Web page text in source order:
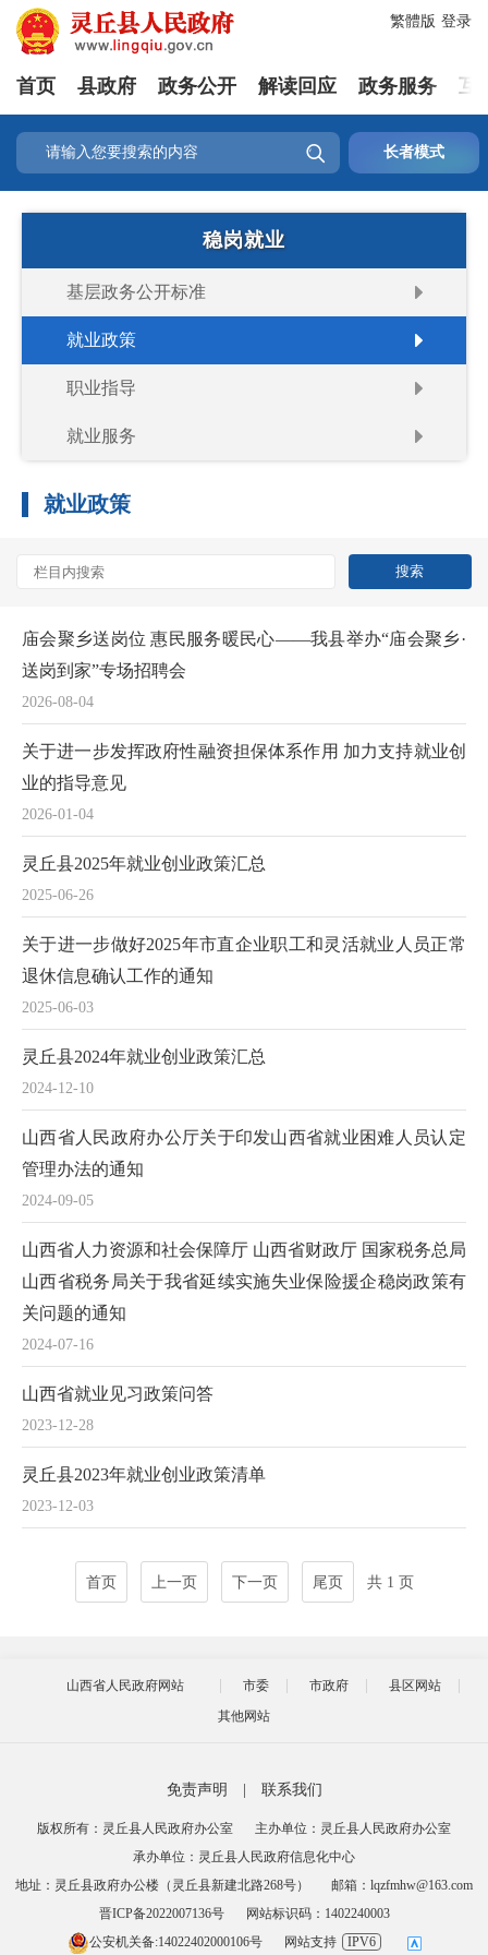
登录
繁體版
首页 县政府 政务公开 解读回应 政务服务 互
 长者模式
稳岗就业
基层政务公开标准
就业政策
职业指导
就业服务
就业政策
2026-08-04
庙会聚乡送岗位 惠民服务暖民心——我县举办“庙会聚乡·
送岗到家”专场招聘会
2026-01-04
关于进一步发挥政府性融资担保体系作用 加力支持就业创
业的指导意见
2025-06-26
灵丘县2025年就业创业政策汇总
2025-06-03
关于进一步做好2025年市直企业职工和灵活就业人员正常
退休信息确认工作的通知
2024-12-10
灵丘县2024年就业创业政策汇总
2024-09-05
山西省人民政府办公厅关于印发山西省就业困难人员认定
管理办法的通知
2024-07-16
山西省人力资源和社会保障厅 山西省财政厅 国家税务总局
山西省税务局关于我省延续实施失业保险援企稳岗政策有
关问题的通知
2023-12-28
山西省就业见习政策问答
2023-12-03
灵丘县2023年就业创业政策清单
首页 上一页 下一页 尾页 共 1 页
山西省人民政府网站 市委 市政府
县区网站
其他网站
免责声明 联系我们
版权所有：灵丘县人民政府办公室
主办单位：灵丘县人民政府办公室
承办单位：灵丘县人民政府信息化中心
地址：灵丘县政府办公楼（灵丘县新建北路268号）
邮箱：lqzfmhw@163.com
晋ICP备2022007136号
网站标识码：1402240003
公安机关备:14022402000106号
网站支持 IPV6